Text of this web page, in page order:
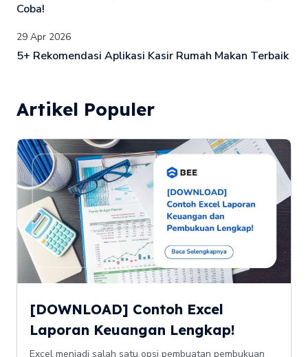
Coba!
29 Apr 2026
5+ Rekomendasi Aplikasi Kasir Rumah Makan Terbaik
Artikel Populer
[DOWNLOAD] Contoh Excel
Laporan Keuangan Lengkap!
Excel menjadi salah satu opsi pembuatan pembukuan